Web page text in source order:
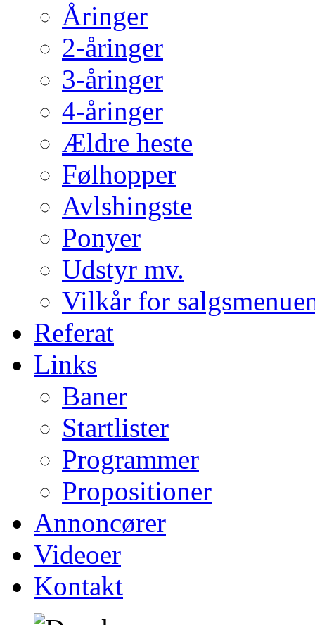
Åringer
2-åringer
3-åringer
4-åringer
Ældre heste
Følhopper
Avlshingste
Ponyer
Udstyr mv.
Vilkår for
Referat
Links
Baner
Startlister
Programmer
Propositioner
Annoncører
Videoer
Kontakt